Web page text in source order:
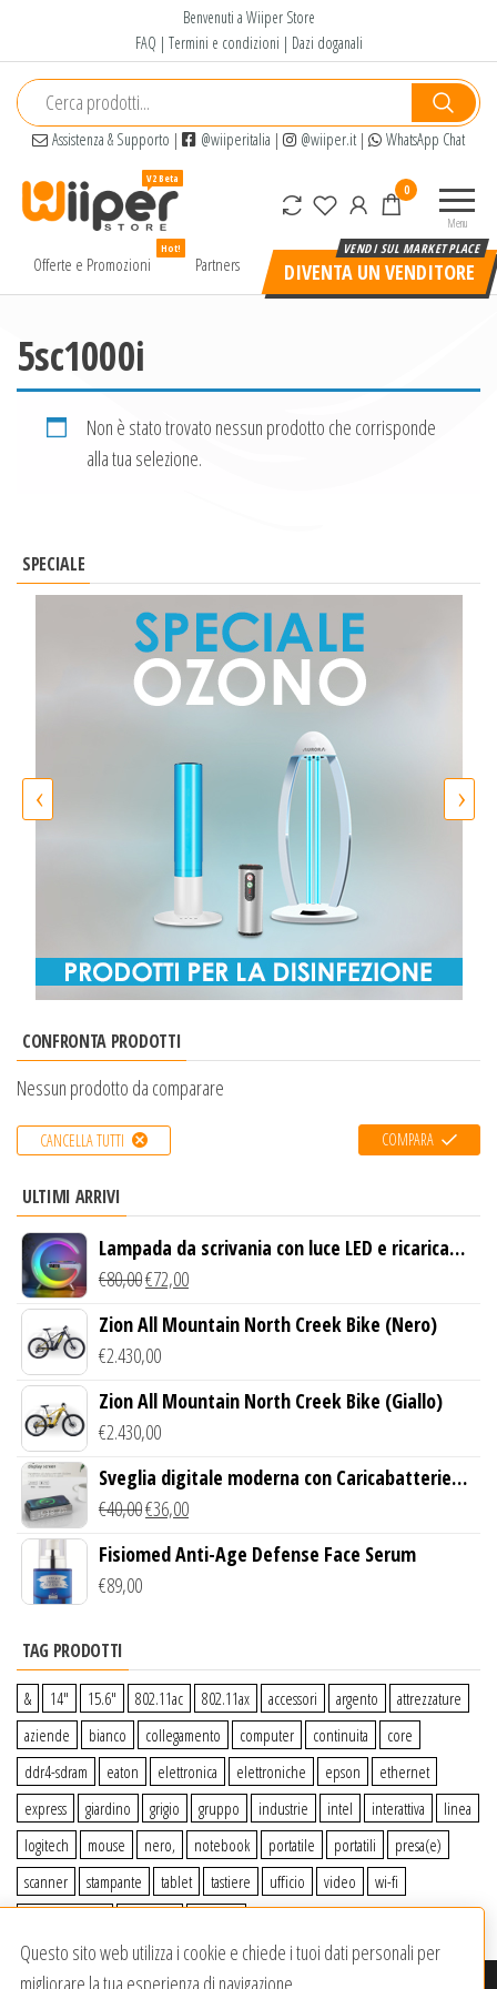
contenuto
Benvenuti a Wiiper Store
FAQ | Termini e condizioni | Dazi doganali
Assistenza & Supporto | @wiiperitalia | @wiiper.it| WhatsApp Chat
alta
Menu
0
Offerte e Promozioni
Hot!
Partners DIVENTA UN VENDITORE
5sc1000i
Non è stato trovato nessun prodotto che corrisponde
alla tua selezione.
SPECIALE
‹ ›
CONFRONTA PRODOTTI
Nessun prodotto da comparare
CANCELLA TUTTI COMPARA
ULTIMI ARRIVI
Lampada da scrivania con luce LED e ricarica
wireless
€80,00€72,00
Zion All Mountain North Creek Bike (Nero)
€2.430,00
Zion All Mountain North Creek Bike (Giallo)
€2.430,00
Sveglia digitale moderna con Caricabatterie
Wireless Qi
€40,00€36,00
Fisiomed Anti-Age Defense Face Serum
€89,00
TAG PRODOTTI
& 14″ 15.6″ 802.11ac 802.11ax accessori argento
attrezzature
aziende
bianco collegamento computer continuita
core
ddr4-sdram
eaton elettronica elettroniche epson
ethernet
express
giardino grigio gruppo industrie intel interattiva
linea
logitech
mouse nero, notebook portatile portatili
presa(e)
scanner
stampante tablet tastiere ufficio video
wi-fi
Questo sito web utilizza i cookie e chiede i tuoi dati personali per
migliorare la tua esperienza di navigazione.